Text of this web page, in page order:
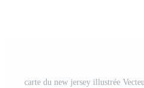
carte du new jersey illustrée